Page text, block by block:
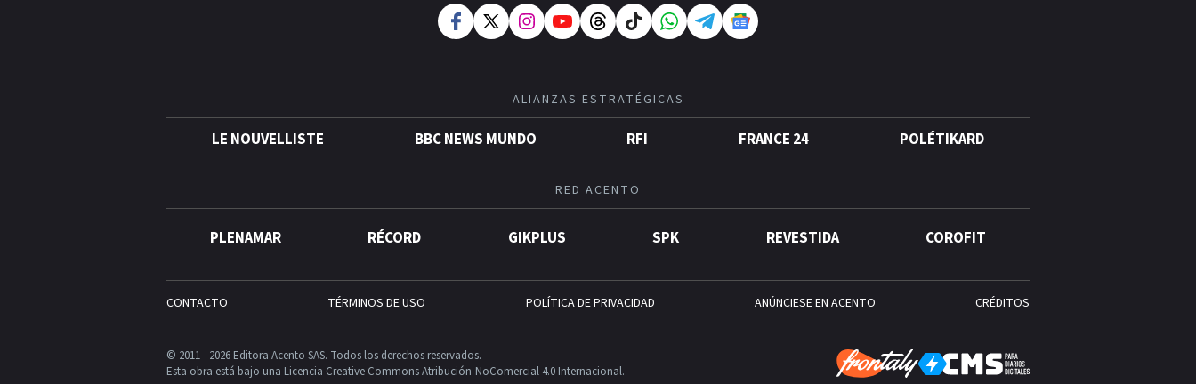
ALIANZAS ESTRATÉGICAS
LE NOUVELLISTE BBC NEWS MUNDO RFI FRANCE 24 POLÉTIKARD
RED ACENTO
PLENAMAR RÉCORD GIKPLUS SPK REVESTIDA COROFIT
CONTACTO TÉRMINOS DE USO POLÍTICA DE PRIVACIDAD ANÚNCIESE EN ACENTO CRÉDITOS
© 2011 - 2026 Editora Acento SAS. Todos los derechos reservados.
Esta obra está bajo una Licencia Creative Commons Atribución-NoComercial 4.0 Internacional.